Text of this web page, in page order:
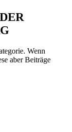
Wenn
aber Beiträge